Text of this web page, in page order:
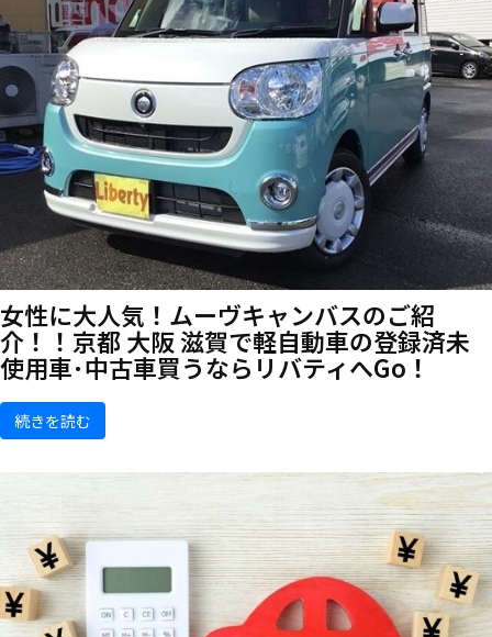
女性に大人気！ムーヴキャンバスのご紹
介！！京都 大阪 滋賀で軽自動車の登録済未
使用車･中古車買うならリバティへGo！
続きを読む